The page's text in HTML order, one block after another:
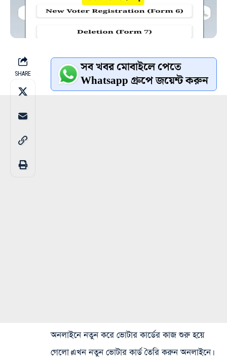
SHARE সব খবর মোবাইলে পেতে
Whatsapp গ্রুপে জয়েন্ট করুন
অনলাইনে নতুন করে ভোটার কার্ডের কাজ শুরু হয়ে
গেলো।এখন নতুন ভোটার কার্ড তৈরি করুন অনলাইনে।